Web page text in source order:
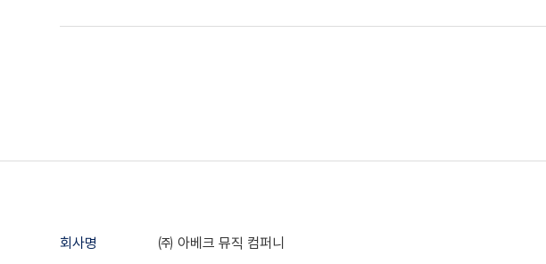
회사명
㈜ 아베크 뮤직 컴퍼니